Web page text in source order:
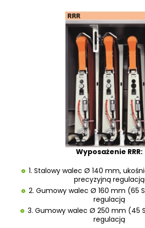
Wyposażenie RRR:
1. Stalowy walec Ø 140 mm,
precyzyjną regulacją
2. Gumowy walec Ø 160 mm (65
regulacją
3. Gumowy walec Ø 250 mm (45
regulacją